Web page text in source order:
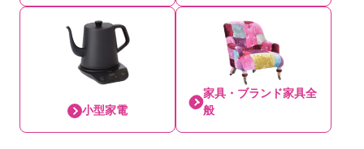
小型家電
家具・ブランド家具全
般